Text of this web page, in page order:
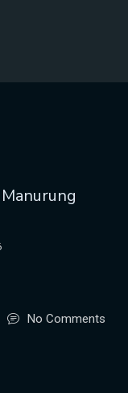
No Comments